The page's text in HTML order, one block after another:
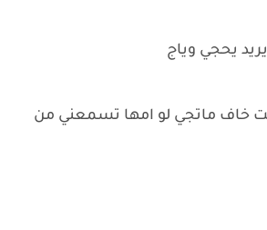
يحجي وياج
خاف ماتجي لو امها تسمعني من